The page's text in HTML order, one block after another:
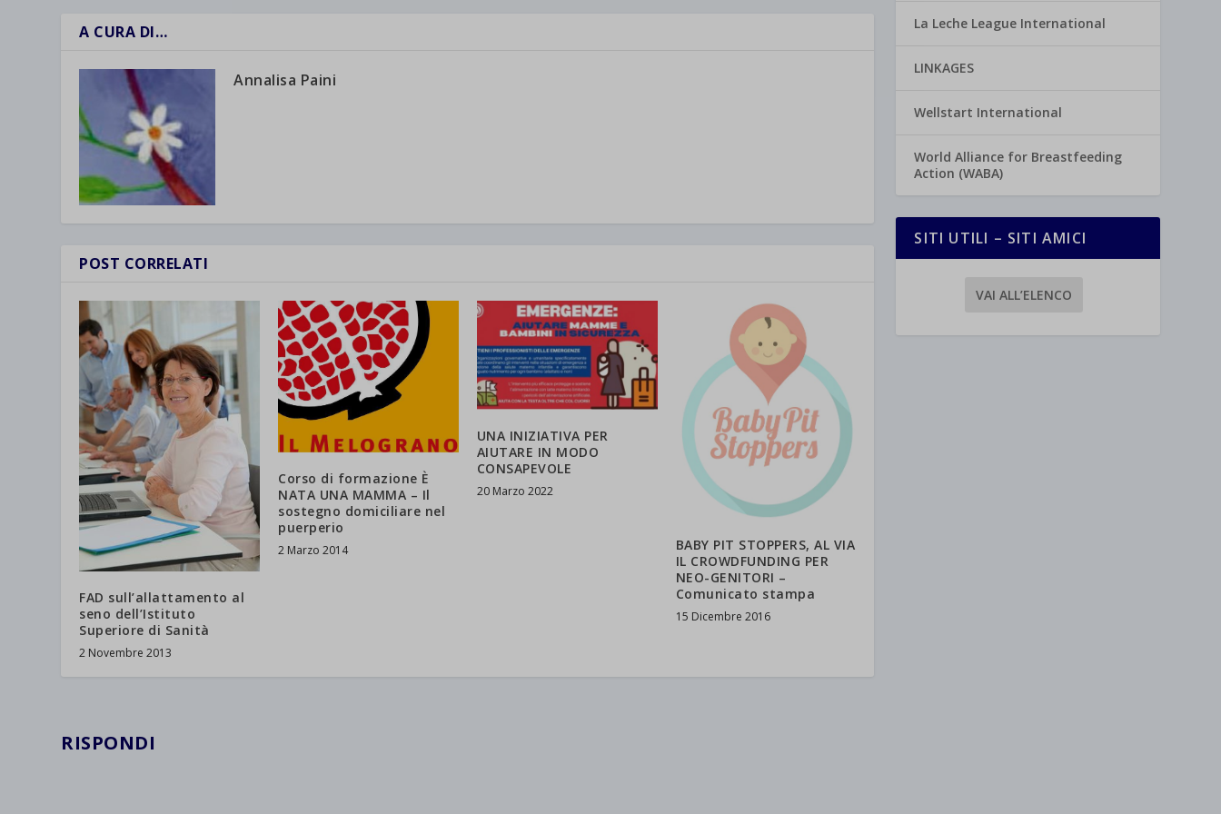
A CURA DI…
Annalisa Paini
POST CORRELATI
FAD sull’allattamento al
seno dell’Istituto
Superiore di Sanità
2 Novembre 2013
Corso di formazione È
NATA UNA MAMMA – Il
sostegno domiciliare nel
puerperio
2 Marzo 2014
UNA INIZIATIVA PER
AIUTARE IN MODO
CONSAPEVOLE
20 Marzo 2022
BABY PIT STOPPERS, AL VIA
IL CROWDFUNDING PER
NEO-GENITORI –
Comunicato stampa
15 Dicembre 2016
RISPONDI
La Leche League International
LINKAGES
Wellstart International
World Alliance for Breastfeeding
Action (WABA)
SITI UTILI – SITI AMICI
VAI ALL’ELENCO